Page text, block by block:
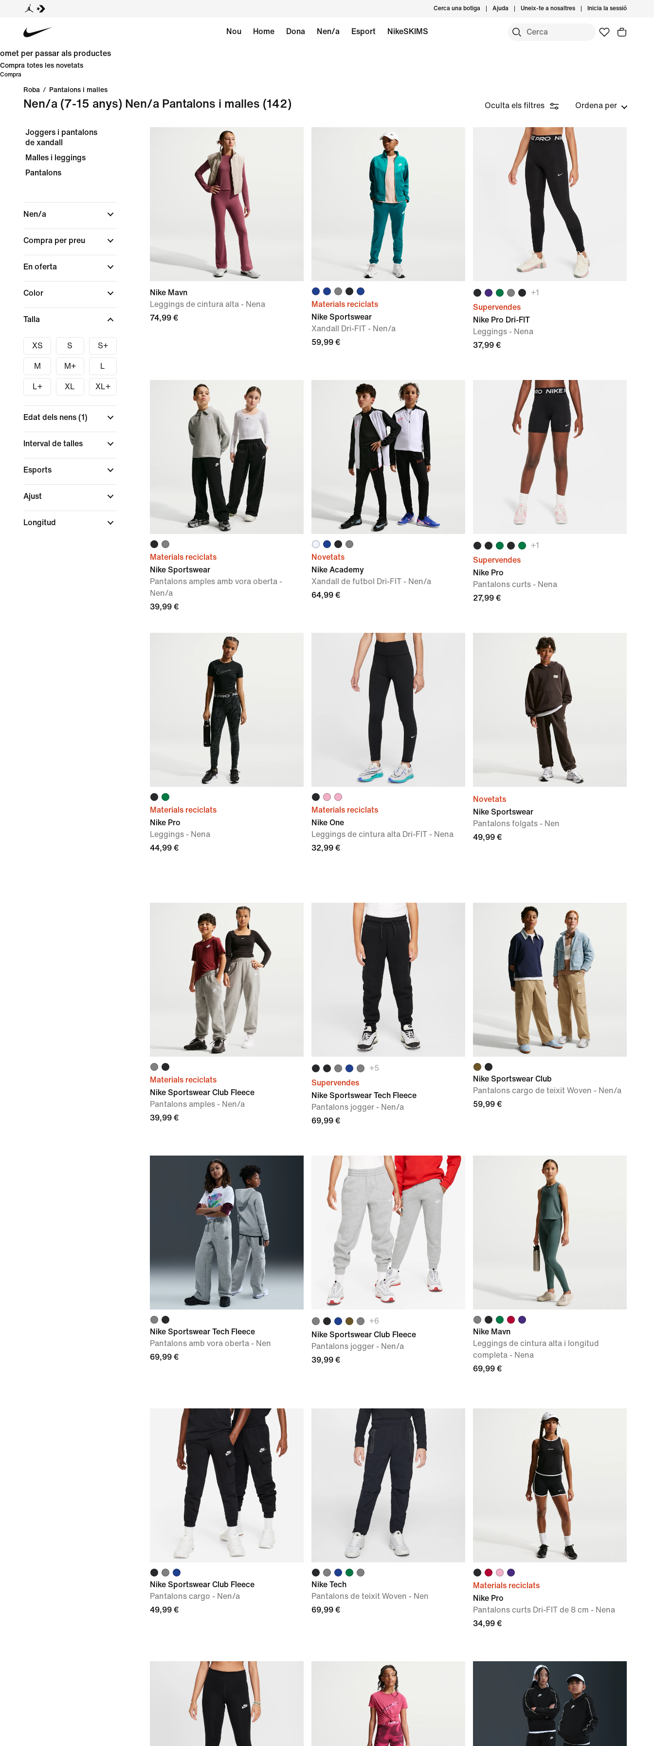
Cerca una botiga Ajuda Uneix-te a nosaltres Inicia la sessió
Nou Home Dona Nen/a Esport NikeSKIMS
omet per passar als productes
Compra totes les novetats
Compra
Roba / Pantalons i malles
Nen/a (7-15 anys) Nen/a Pantalons i malles (142) Oculta els filtres Ordena per
Joggers i pantalons
de xandall
Malles i leggings
Pantalons
Nen/a
Compra per preu
En oferta
Color
Talla
XS S S+
M M+ L
L+ XL XL+
Edat dels nens (1)
Interval de talles
Esports
Ajust
Longitud
Nike Mavn
Leggings de cintura alta - Nena
74,99 €
Materials reciclats
Nike Sportswear
Xandall Dri-FIT - Nen/a
59,99 €
+1
Supervendes
Nike Pro Dri-FIT
Leggings - Nena
37,99 €
Materials reciclats
Nike Sportswear
Pantalons amples amb vora oberta -
Nen/a
39,99 €
Novetats
Nike Academy
Xandall de futbol Dri-FIT - Nen/a
64,99 €
+1
Supervendes
Nike Pro
Pantalons curts - Nena
27,99 €
Materials reciclats
Nike Pro
Leggings - Nena
44,99 €
Materials reciclats
Nike One
Leggings de cintura alta Dri-FIT - Nena
32,99 €
Novetats
Nike Sportswear
Pantalons folgats - Nen
49,99 €
Materials reciclats
Nike Sportswear Club Fleece
Pantalons amples - Nen/a
39,99 €
+5
Supervendes
Nike Sportswear Tech Fleece
Pantalons jogger - Nen/a
69,99 €
Nike Sportswear Club
Pantalons cargo de teixit Woven - Nen/a
59,99 €
Nike Sportswear Tech Fleece
Pantalons amb vora oberta - Nen
69,99 €
+6
Nike Sportswear Club Fleece
Pantalons jogger - Nen/a
39,99 €
Nike Mavn
Leggings de cintura alta i longitud
completa - Nena
69,99 €
Nike Sportswear Club Fleece
Pantalons cargo - Nen/a
49,99 €
Nike Tech
Pantalons de teixit Woven - Nen
69,99 €
Materials reciclats
Nike Pro
Pantalons curts Dri-FIT de 8 cm - Nena
34,99 €